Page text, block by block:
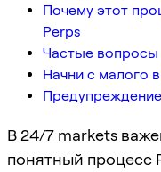
Почему этот
Perps
Частые вопросы
Начни с малого
В 24/7 markets
понятный процесс